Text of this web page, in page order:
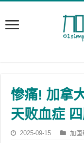
惨痛! 加拿
天败血症
2025-09-15 加国